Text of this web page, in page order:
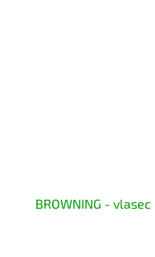
BROWNING -